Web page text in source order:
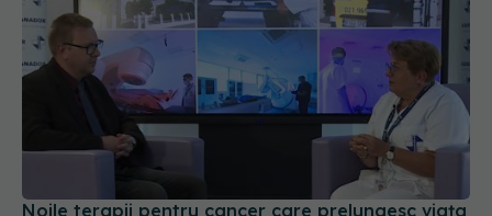
Noile terapii pentru cancer care prelungesc viața
pacienților. Conf. univ. dr. Lucia Stănculeanu
explică